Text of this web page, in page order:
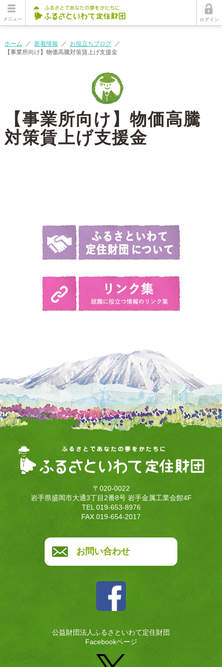
ホーム ／ 新着情報 ／ お役立ちブログ／
【事業所向け】物価高騰対策賃上げ支援金
【事業所向け】物価高騰
対策賃上げ支援金
〒020-0022
岩手県盛岡市大通3丁目2番8号 岩手金属工業会館4F
TEL 019-653-8976
FAX 019-654-2017
お問い合わせ
公益財団法人ふるさといわて定住財団
Facebookページ